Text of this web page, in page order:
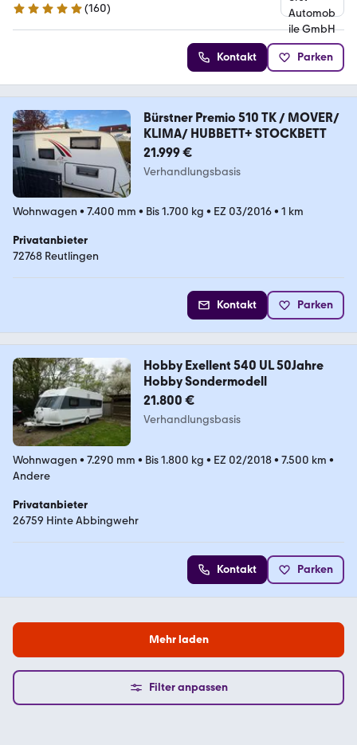
4.9 Sterne
(160)
Kontakt Parken
Bürstner Premio 510 TK / MOVER/
KLIMA/ HUBBETT+ STOCKBETT
21.999 €
Verhandlungsbasis
Wohnwagen • 7.400 mm • Bis 1.700 kg • EZ 03/2016• 1 km
Privatanbieter
72768 Reutlingen
Kontakt Parken
Hobby Exellent 540 UL 50Jahre
Hobby Sondermodell
21.800 €
Verhandlungsbasis
Wohnwagen • 7.290 mm • Bis 1.800 kg • EZ 02/2018• 7.500 km •
Andere
Privatanbieter
26759 Hinte Abbingwehr
Kontakt Parken
Mehr laden
Filter anpassen